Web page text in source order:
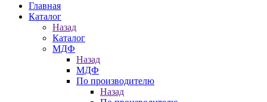
Главная
Каталог
Назад
Каталог
МДФ
Назад
МДФ
По производителю
Назад